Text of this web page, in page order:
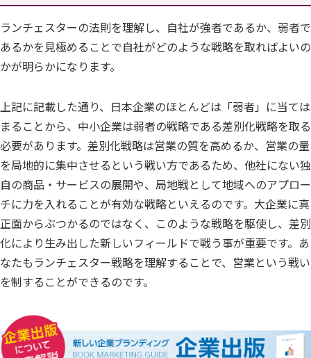
ランチェスターの法則を理解し、自社が強者であるか、弱者で
あるかを見極めることで自社がどのような戦略を取ればよいの
かが明らかになります。
上記に記載した通り、日本企業のほとんどは「弱者」に当ては
まることから、中小企業は弱者の戦略である差別化戦略を取る
必要があります。差別化戦略は営業の質を高めるか、営業の量
を局地的に集中させるという戦い方であるため、他社にない独
自の商品・サービスの展開や、局地戦として地域へのアプロー
チに力を入れることが有効な戦略といえるのです。大企業に真
正面からぶつかるのではなく、このような戦略を駆使し、差別
化により生み出した新しいフィールドで戦う事が重要です。あ
なたもランチェスター戦略を理解することで、営業という戦い
を制することができるのです。